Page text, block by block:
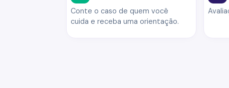
Conte o caso de quem você
cuida e receba uma orientação.